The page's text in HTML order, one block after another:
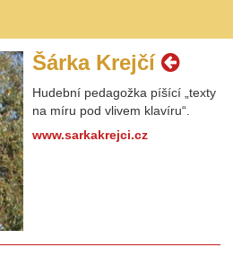
Šárka Krejčí
Hudební pedagožka píšící „texty
na míru pod vlivem klavíru“.
www.sarkakrejci.cz